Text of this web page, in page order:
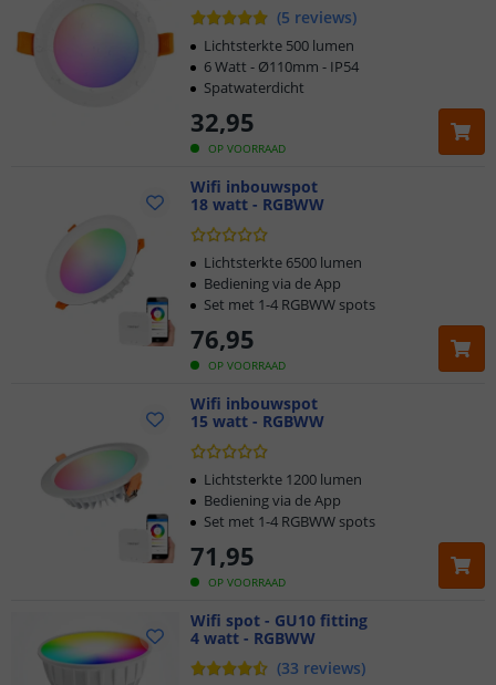
(5 reviews)
OP VOORRAAD
32,95
Lichtsterkte 500 lumen
6 Watt - Ø110mm - IP54
Spatwaterdicht
Wifi inbouwspot
18 watt - RGBWW
OP VOORRAAD
76,95
Lichtsterkte 6500 lumen
Bediening via de App
Set met 1-4 RGBWW spots
Wifi inbouwspot
15 watt - RGBWW
OP VOORRAAD
71,95
Lichtsterkte 1200 lumen
Bediening via de App
Set met 1-4 RGBWW spots
Wifi spot - GU10 fitting
4 watt - RGBWW
(33 reviews)